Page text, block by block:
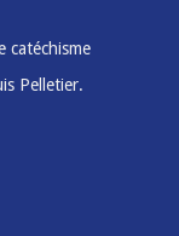
catéchisme
Pelletier.